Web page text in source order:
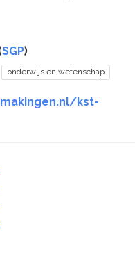
SGP)
onderwijs en wetenschap
kst-